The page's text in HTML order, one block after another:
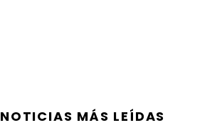
NOTICIAS MÁS LEÍDAS